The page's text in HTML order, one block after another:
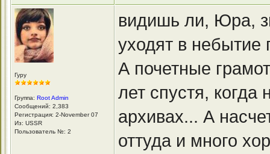
Гуру
Группа: Root Admin
Сообщений: 2,383
Регистрация: 2-November 07
Из: USSR
Пользователь №: 2
видишь ли, Юра,
уходят в небытие
А почетные
лет спустя,
архивах... А
оттуда и много